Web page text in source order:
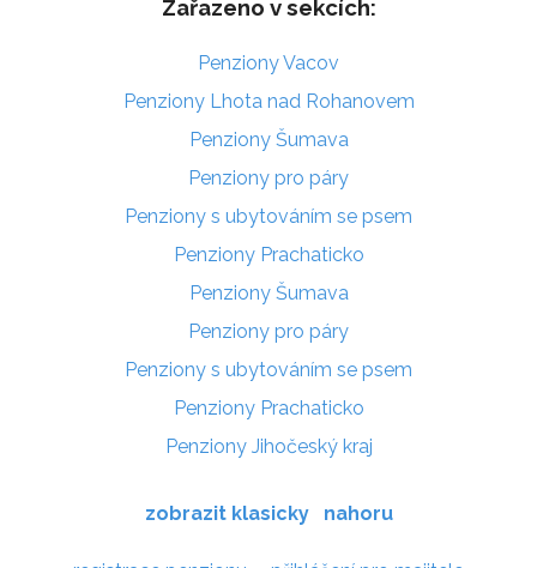
Zařazeno v sekcích:
Penziony Vacov
Penziony Lhota nad Rohanovem
Penziony Šumava
Penziony pro páry
Penziony s ubytováním se psem
Penziony Prachaticko
Penziony Šumava
Penziony pro páry
Penziony s ubytováním se psem
Penziony Prachaticko
Penziony Jihočeský kraj
zobrazit klasicky nahoru